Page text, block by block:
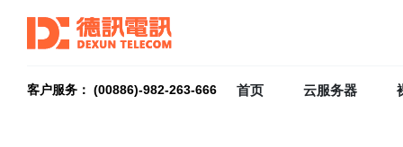
客户服务： (00886)-982-263-666 首页 云服务器